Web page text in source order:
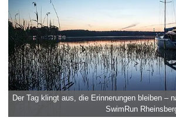
Der Tag klingt aus, die Erinnerungen bleiben –
SwimRun